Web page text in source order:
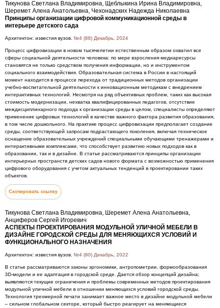
Тикунова Светлана Владимировна, Щеблыкина Ирина Владимировна,
Шеремет Алена Анатольевна, Чехонадских Надежда Николаевна
Принципы организации цифровой коммуникационной среды в
интерьере детского сада
Архитектон: известия вузов. №4 (88) Декабрь, 2024
Процесс цифровизации в новом тысячелетии естественным образом охватил все
сферы социальной деятельности человека: по мере взросления медиаресурсы
становятся не только средством получения информации, но и инструментом
социального взаимодействия. Образовательная система в России в настоящий
момент находится в процессе перехода от традиционных методов организации
учебно-воспитательной деятельности к инновационным методикам с внедрением
интерактивных технологий. Несмотря на ряд объективных проблем, таких как высокая
стоимость модернизации, нехватка квалифицированных педагогов, отсутствие
междисциплинарного подхода к организации среды в целом, специалисты определяют
применение цифровых технологий в качестве важного фактора развития образования,
в том числе дошкольного. На практике процесс цифровизации предполагает создание
среды, соответствующей запросам подрастающего поколения, включая техническое
оснащение образовательных учреждений специальными обучающими тренажерами и
интерактивными комплексами, что способствует развитию новых подходов как в
образовании, так и в дизайне. В статье рассматриваются принципы организации
интерьерных пространств детских садов нового формата с возможностью применения
цифрового оборудования с учетом актуальных тенденций в проектировании таких
объектов.
Скопировать ссылку
Тикунова Светлана Владимировна, Шеремет Алена Анатольевна,
Анциферов Сергей Игоревич
АСПЕКТЫ ПРОЕКТИРОВАНИЯ МОДУЛЬНОЙ УЛИЧНОЙ МЕБЕЛИ В
ДИЗАЙНЕ ГОРОДСКОЙ СРЕДЫ ДЛЯ МЕНЯЮЩИХСЯ УСЛОВИЙ И
ФУНКЦИОНАЛЬНОГО НАЗНАЧЕНИЯ
Архитектон: известия вузов. №4 (80) Декабрь, 2022
В статье рассматриваются законы эргономики, антропометрии, формообразования
3D-модели и ее адаптация в городской среде. Дается обзор концепций дизайна;
выявляются текущие ограничения и проблемы современных методов проектирования
модульной уличной мебели в отношении меняющихся условий городской среды.
Технология трехмерной печати занимает важное место в дизайне модульной мебели
– сильном глобальном секторе, который быстро реагирует на меняющиеся